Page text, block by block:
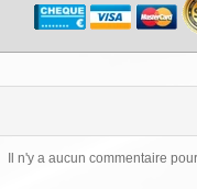
Il n'y a aucun commentaire